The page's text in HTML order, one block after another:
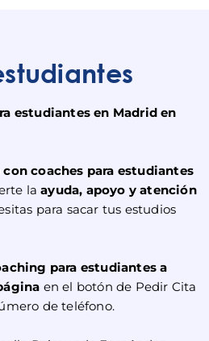
estudiantes en Madrid en
coaches para estudiantes
laayuda, apoyo y atención
para sacar tus estudios
para estudiantes a
en el botón de Pedir Cita
de teléfono.